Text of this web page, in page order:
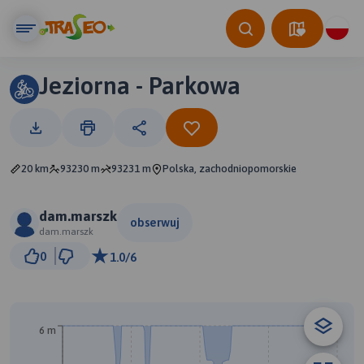
Jeziorna - Parkowa
20 km 93230 m 93231 m Polska, zachodniopomorskie
dam.marszk
dam.marszk
obserwuj
0 1.0/6
6 m